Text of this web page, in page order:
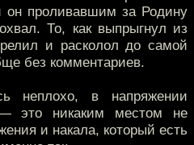
проливавшим за Родину
То, как выпрыгнул из
и расколол до самой
без комментариев.
неплохо, в напряжении
это никаким местом не
и накала, который есть